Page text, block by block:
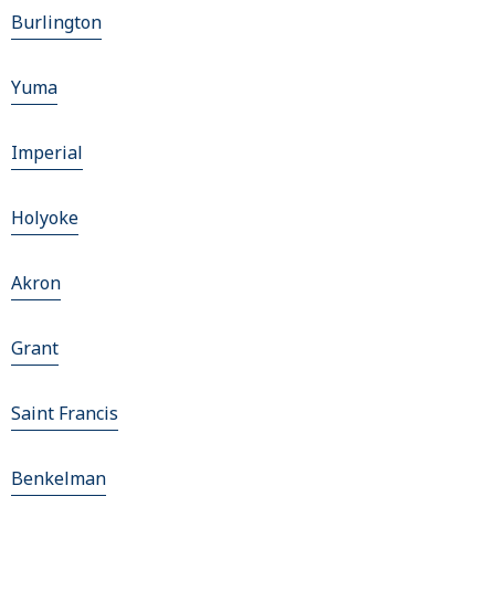
Burlington
Yuma
Imperial
Holyoke
Akron
Grant
Saint Francis
Benkelman